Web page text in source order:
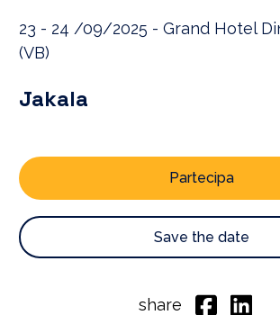
23 - 24 /09/2025 - Grand Hotel
(VB)
Jakala
Partecipa
Save the date
share